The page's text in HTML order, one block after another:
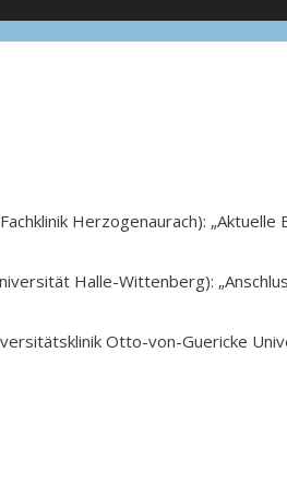
Herzogenaurach):
Halle-Wittenberg):
Otto-von-Guericke